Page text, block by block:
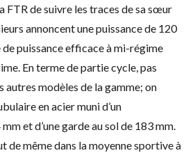
FTR de suivre les traces de sa sœur
annoncent une puissance de 120
puissance efficace à mi-régime
En terme de partie cycle, pas
autres modèles de la gamme; on
en acier muni d’un
et d’une garde au sol de 183 mm.
de même dans la moyenne sportive à